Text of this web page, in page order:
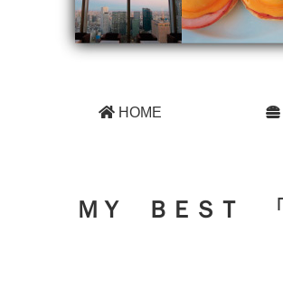
HOME
ＭＹ ＢＥＳＴ 「